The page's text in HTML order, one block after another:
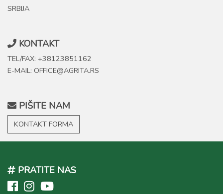
LOKACIJA
SUTJESKA 23244
SRBIJA
TEL/FAX: +38123851162
E-MAIL: OFFICE@AGRITA.RS
KONTAKT FORMA